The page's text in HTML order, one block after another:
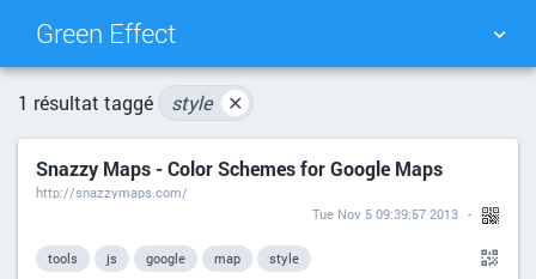
Green Effect
NUAGE DE TAGS
QUOTIDIEN RECHERCHER
1 résultat taggé style ✕
Snazzy Maps - Color Schemes for Google Maps
http://snazzymaps.com/
Tue Nov 5 09:39:57 2013
tools js google map style